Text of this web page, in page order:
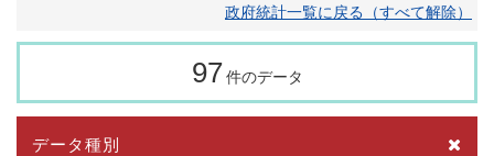
政府統計一覧に戻る（すべて解除）
97 件のデータ
データ種別